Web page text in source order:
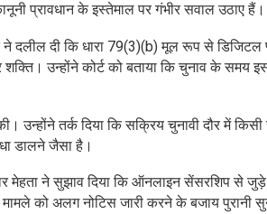
प्रावधान के इस्तेमाल पर गंभीर सवाल उठाए हैं।
दलील दी कि धारा 79(3)(b) मूल रूप से डिजिटल
उन्होंने कोर्ट को बताया कि चुनाव के समय इस
उन्होंने तर्क दिया कि सक्रिय चुनावी दौर में
डालने जैसा है।
ने सुझाव दिया कि ऑनलाइन सेंसरशिप से
को अलग नोटिस जारी करने के बजाय पुरानी